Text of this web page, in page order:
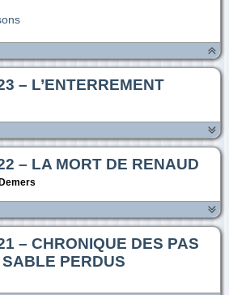
– L’ENTERREMENT
– LA MORT DE RENAUD
– CHRONIQUE DES PAS
PERDUS